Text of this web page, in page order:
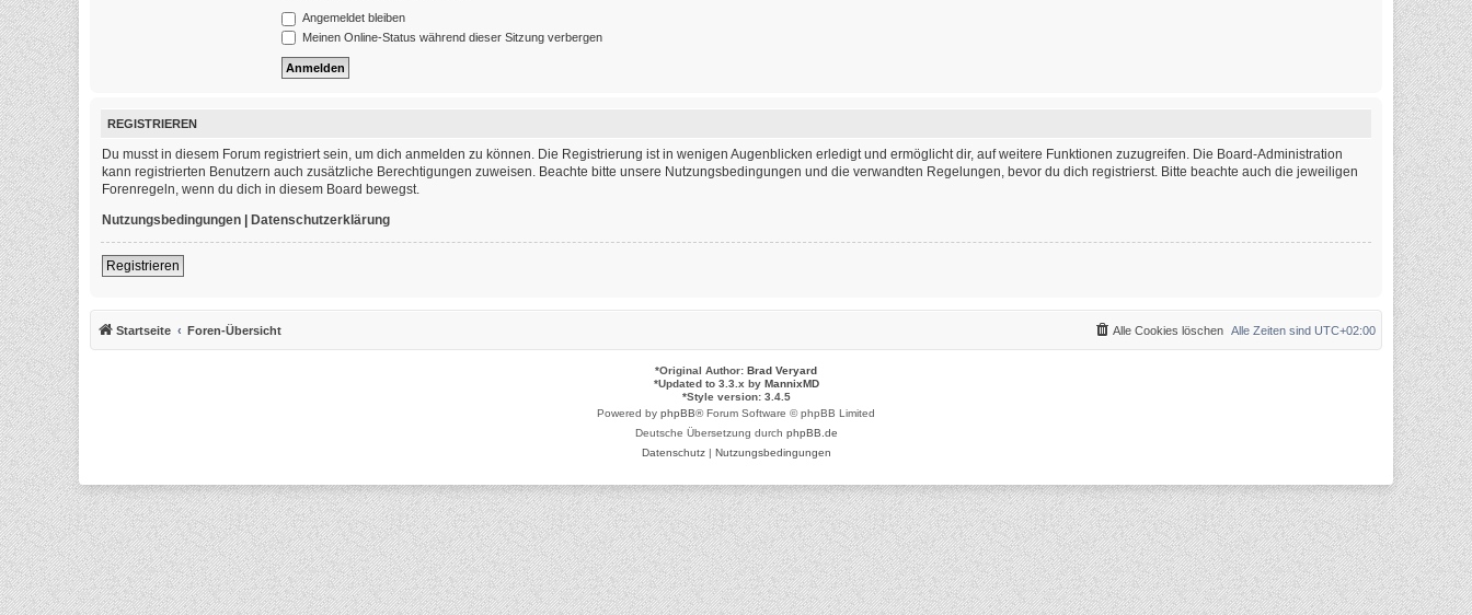
Angemeldet bleiben
Meinen Online-Status während dieser Sitzung verbergen
REGISTRIEREN
Du musst in diesem Forum registriert sein, um dich anmelden zu können. Die Registrierung ist in wenigen Augenblicken erledigt und ermöglicht dir, auf weitere Funktionen zuzugreifen. Die Board-Administration
kann registrierten Benutzern auch zusätzliche Berechtigungen zuweisen. Beachte bitte unsere Nutzungsbedingungen und die verwandten Regelungen, bevor du dich registrierst. Bitte beachte auch die jeweiligen
Forenregeln, wenn du dich in diesem Board bewegst.
Nutzungsbedingungen | Datenschutzerklärung
Registrieren
Startseite Foren-Übersicht Alle Zeiten sind UTC+02:00
Alle Cookies löschen
*Original Author: Brad Veryard
*Updated to 3.3.x by MannixMD
*Style version: 3.4.5
Powered by phpBB® Forum Software © phpBB Limited
Deutsche Übersetzung durch phpBB.de
Datenschutz| Nutzungsbedingungen